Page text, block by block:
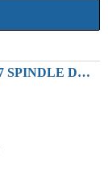
REPARATUR MITSUBISHI MDS-B-SP-37 SPINDLE DRIVE UNIT 3.7KW 230VAC